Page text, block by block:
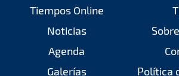
Tiempos Online
Noticias
Agenda
Galerías
Política